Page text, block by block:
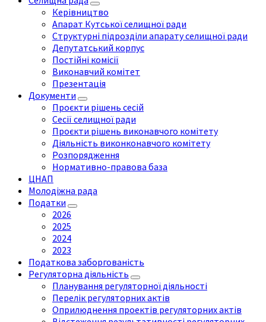
Керівництво
Апарат Кутської селищної ради
Структурні підрозділи апарату селищної ради
Депутатський корпус
Постійні комісії
Виконавчий комітет
Презентація
Документи
Проєкти рішень сесій
Сесії селищної ради
Проєкти рішень виконавчого комітету
Діяльність виконконавчого комітету
Розпорядження
Нормативно-правова база
ЦНАП
Молодіжна рада
Податки
2026
2025
2024
2023
Податкова заборгованість
Регуляторна діяльність
Планування регуляторної діяльності
Перелік регуляторних актів
Оприлюднення проектів регуляторних актів